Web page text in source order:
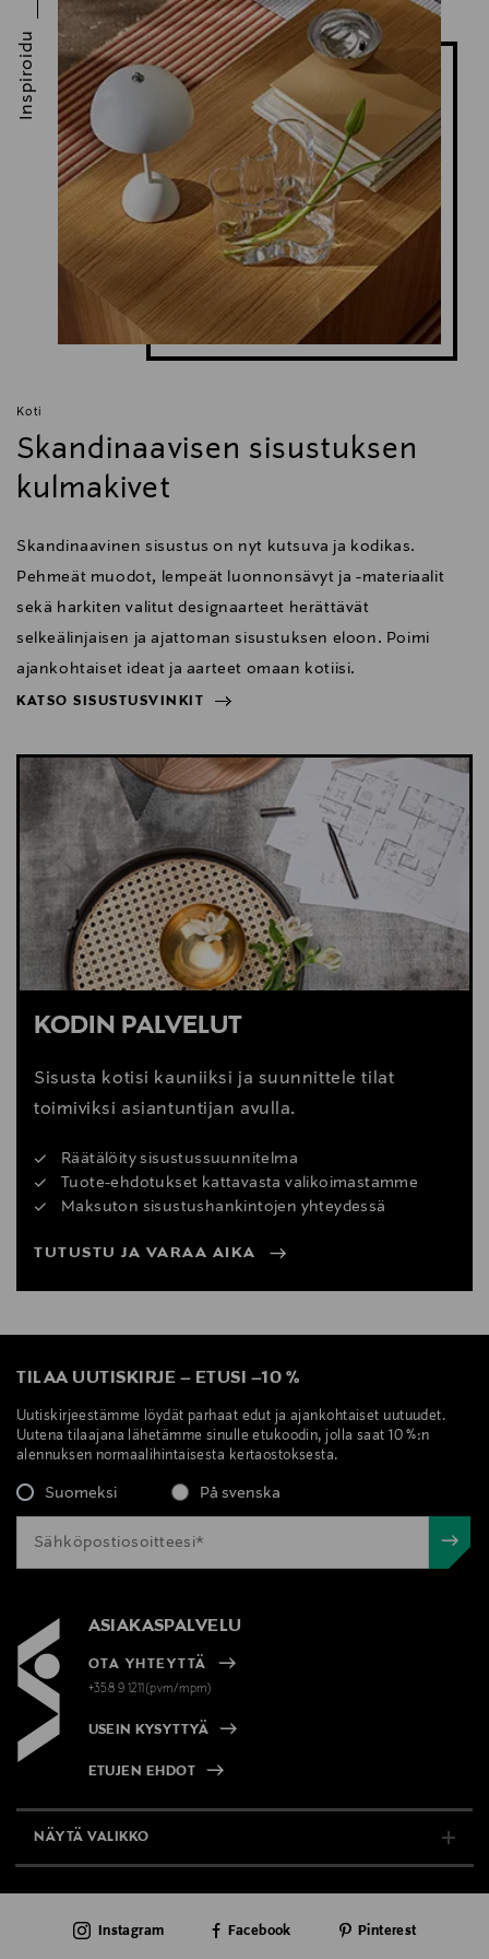
Valmistajan osoite
902 Rue Olivier Deguise, 02230 Fresnoy‑le‑Grand,
France
Digitaalinen osoite
scandi.web@lecreuset.com
Avainsanat
le creuset, pata, valurautapata, uunivuoka,
kannellinen vuoka, kannellinen uunipata
Koti
Skandinaavisen sisustuksen
kulmakivet
Skandinaavinen sisustus on nyt kutsuva ja kodikas.
Pehmeät muodot, lempeät luonnonsävyt ja -materiaalit
sekä harkiten valitut designaarteet herättävät
selkeälinjaisen ja ajattoman sisustuksen eloon. Poimi
ajankohtaiset ideat ja aarteet omaan kotiisi.
KATSO SISUSTUSVINKIT
Inspiroidu
KATSO SISUSTUSVINKIT
KODIN PALVELUT
Sisusta kotisi kauniiksi ja suunnittele tilat
toimiviksi asiantuntijan avulla.
Räätälöity sisustussuunnitelma
Tuote-ehdotukset kattavasta valikoimastamme
Maksuton sisustushankintojen yhteydessä
TUTUSTU JA VARAA AIKA
TILAA UUTISKIRJE – ETUSI –10 %
Uutiskirjeestämme löydät parhaat edut ja ajankohtaiset uutuudet.
Uutena tilaajana lähetämme sinulle etukoodin, jolla saat 10 %:n
alennuksen normaalihintaisesta kertaostoksesta.
Suomeksi På svenska
ASIAKASPALVELU
OTA YHTEYTTÄ
+358 9 1211(pvm/mpm)
USEIN KYSYTTYÄ
ETUJEN EHDOT
NÄYTÄ VALIKKO
AJANKOHTAISTA
Instagram Facebook Pinterest